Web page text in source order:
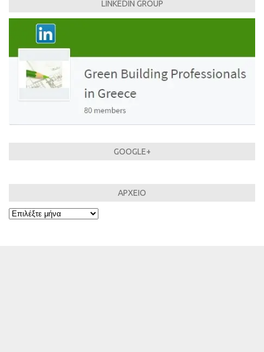
LINKEDIN GROUP
GOOGLE+
ΑΡΧΕΙΟ
ΑΡΧΕΙΟ